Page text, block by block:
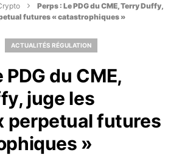
Perps : Le PDG du CME, Terry Duffy,
futures « catastrophiques »
ACTUALITÉS RÉGULATION
PDG du CME,
juge les
perpetual futures
»